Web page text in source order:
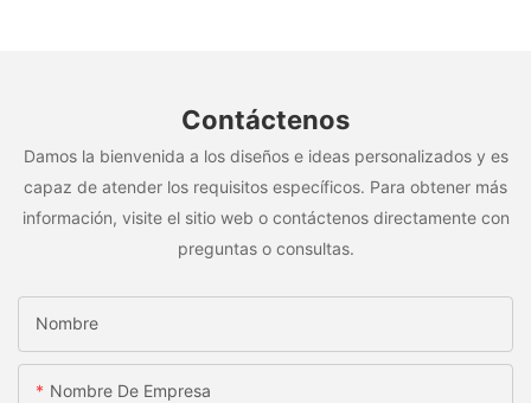
Contáctenos
Damos la bienvenida a los diseños e ideas personalizados y es
capaz de atender los requisitos específicos. Para obtener más
información, visite el sitio web o contáctenos directamente con
preguntas o consultas.
Nombre
Nombre De Empresa